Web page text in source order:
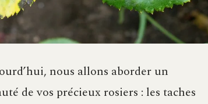
nous allons aborder un
de vos précieux rosiers : les taches